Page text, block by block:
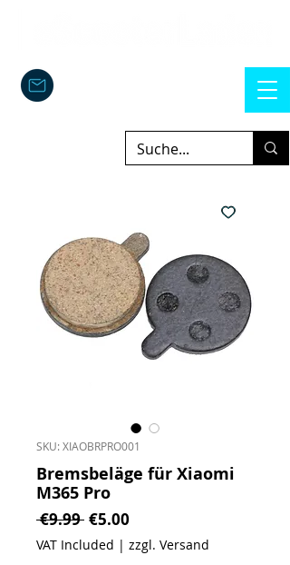
SKU: XIAOBRPRO001
Bremsbeläge für Xiaomi
M365 Pro
€9.99 Regular Price
€5.00
VAT Included | zzgl. Versand